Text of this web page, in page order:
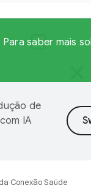
saber mais
de
IA
Conexão Saúde